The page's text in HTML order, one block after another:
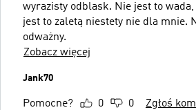
wyrazisty odblask. Nie jest to
jest to zaletą niestety nie dla mnie.
odważny.
Zobacz więcej
Jank70
Pomocne? 0 0 Zgłoś